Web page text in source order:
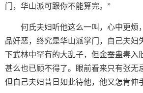
门，华山派可跟你不能算完。”
何氏夫妇听他这么一叫，心中更烦
品奸恶，终究是华山派掌门，自己夫妇
下武林中罕有的大乱子，但金蚕蛊毒入
甚么也已顾不得了。眼前看来只有张无
但自己夫妇昔日如此待他，他又怎肯伸